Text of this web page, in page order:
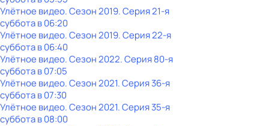
Улётное видео. Сезон 2019. Серия 21-я
субботав06:20
Улётное видео. Сезон 2019. Серия 22-я
субботав06:40
Улётное видео. Сезон 2022. Серия 80-я
субботав07:05
Улётное видео. Сезон 2021. Серия 36-я
субботав07:30
Улётное видео. Сезон 2021. Серия 35-я
субботав08:00